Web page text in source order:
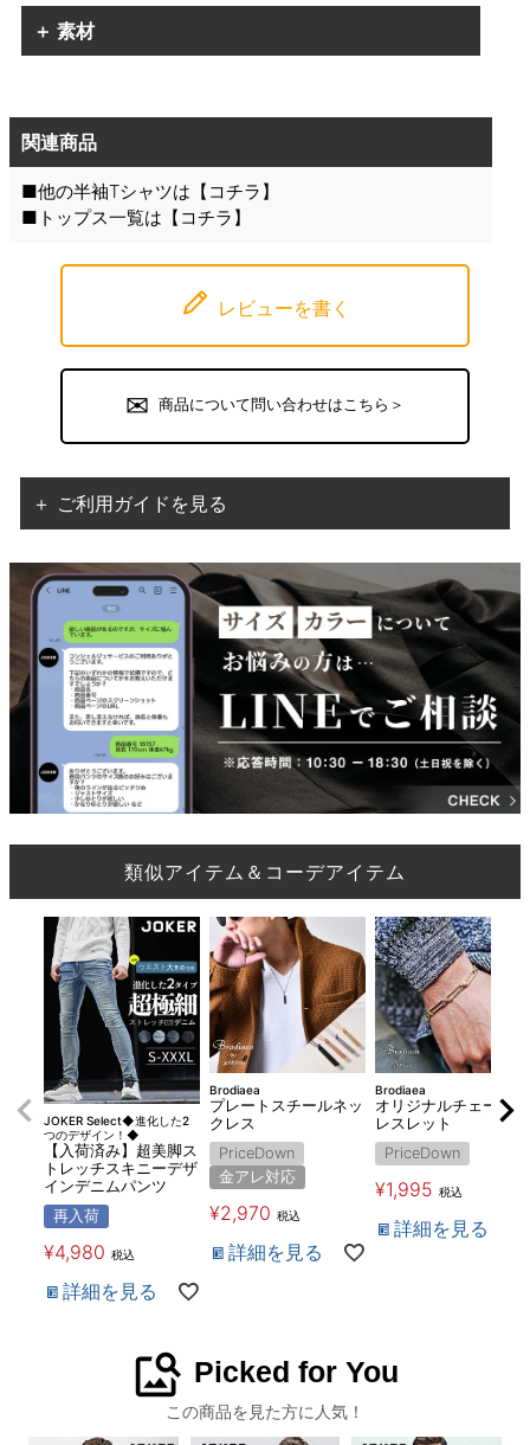
＋ 素材
関連商品
■他の半袖Tシャツは【 コチラ 】
■トップス一覧は【 コチラ 】
レビューを書く
商品について問い合わせはこちら＞
＋ ご利用ガイドを見る
類似アイテム＆コーデアイテム
JOKER Select◆進化した2
つのデザイン！◆
【入荷済み】超美脚ス
トレッチスキニーデザ
インデニムパンツ
再入荷
¥4,980 税込
詳細を見る
Brodiaea
プレートスチールネッ
クレス
PriceDown
金アレ対応
¥2,970 税込
詳細を見る
Brodiaea
オリジナルチェーンブ
レスレット
PriceDown
¥1,995 税込
詳細を見る
image_search Picked for You
この商品を見た方に人気！